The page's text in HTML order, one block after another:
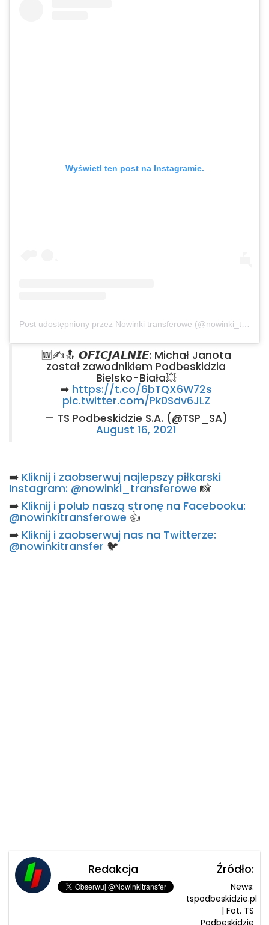
Wyświetl ten post na Instagramie.
🆕✍️🔝 𝙊𝙁𝙄𝘾𝙅𝘼𝙇𝙉𝙄𝙀: Michał Janota
został zawodnikiem Podbeskidzia
Bielsko-Biała💥
➡ https://t.co/6bTQX6W72s
pic.twitter.com/Pk0Sdv6JLZ
— TS Podbeskidzie S.A. (@TSP_SA)
August 16, 2021
➡️ Kliknij i zaobserwuj najlepszy piłkarski
Instagram: @nowinki_transferowe 📸
➡️ Kliknij i polub naszą stronę na Facebooku:
@nowinkitransferowe 👍
➡️ Kliknij i zaobserwuj nas na Twitterze:
@nowinkitransfer 🐦
Redakcja Źródło:
News:
tspodbeskidzie.pl
| Fot. TS
Podbeskidzie